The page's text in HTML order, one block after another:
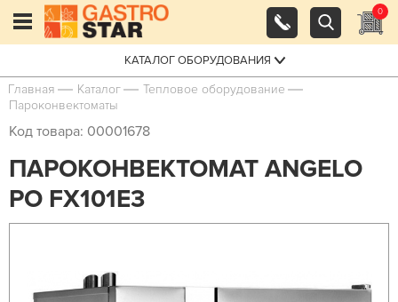
0
КАТАЛОГ ОБОРУДОВАНИЯ
Главная Каталог
Тепловое оборудование
Пароконвектоматы
Код товара: 00001678
ПАРОКОНВЕКТОМАТ ANGELO
PO FX101E3